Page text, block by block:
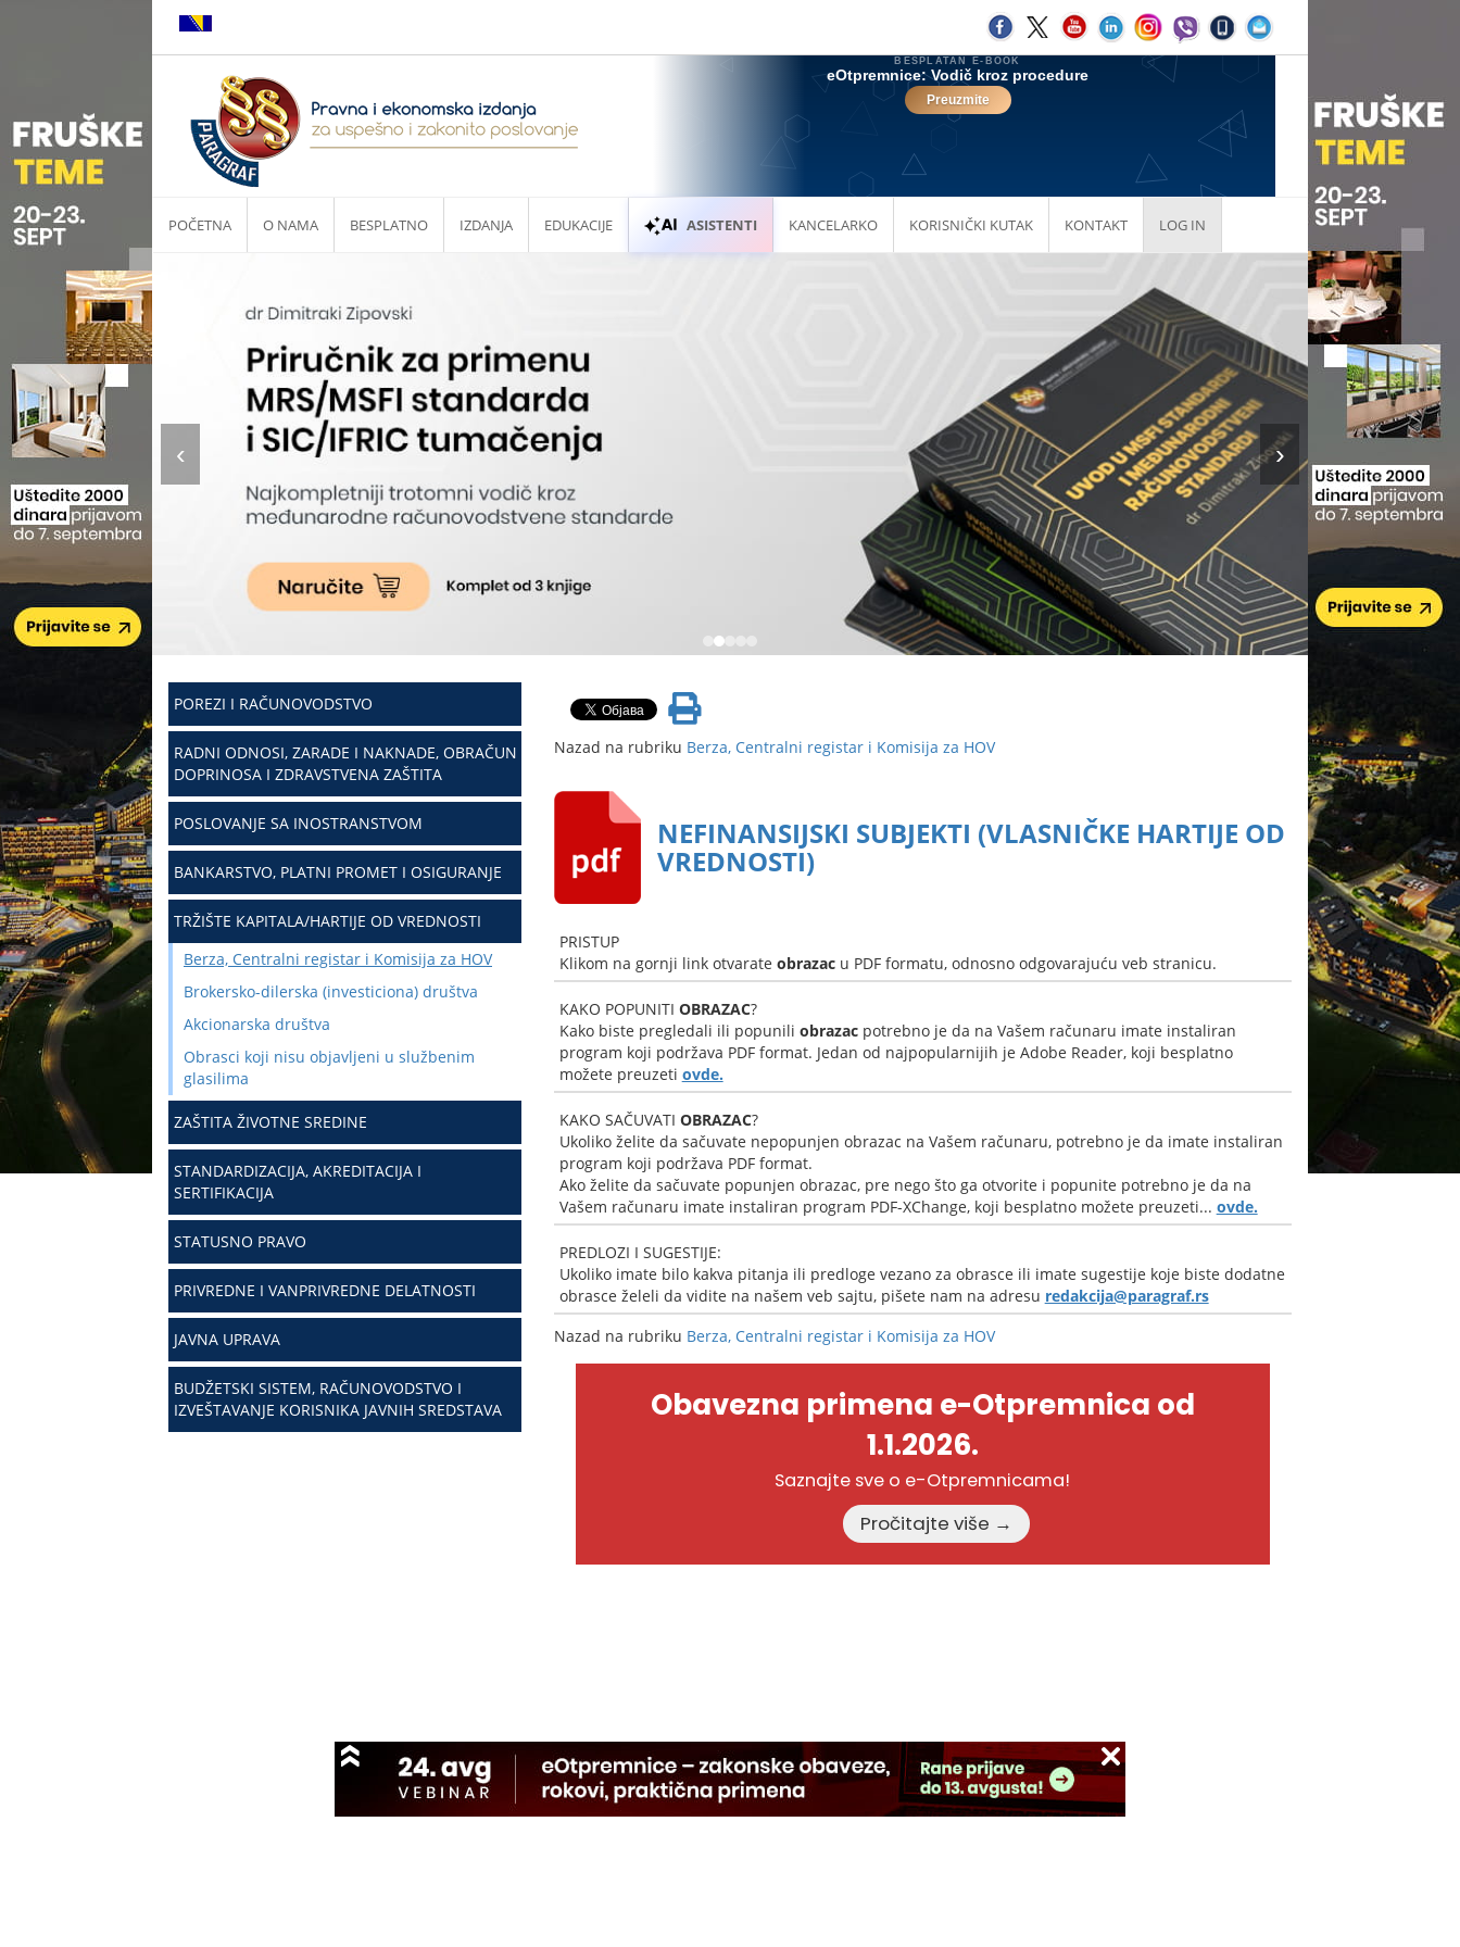
POČETNA O NAMA BESPLATNO IZDANJA EDUKACIJE ASISTENTI KANCELARKO KORISNIČKI KUTAK KONTAKT LOG IN
POREZI I RAČUNOVODSTVO
RADNI ODNOSI, ZARADE I NAKNADE, OBRAČUN
DOPRINOSA I ZDRAVSTVENA ZAŠTITA
POSLOVANJE SA INOSTRANSTVOM
BANKARSTVO, PLATNI PROMET I OSIGURANJE
TRŽIŠTE KAPITALA/HARTIJE OD VREDNOSTI
Berza, Centralni registar i Komisija za HOV
Brokersko-dilerska (investiciona) društva
Akcionarska društva
Obrasci koji nisu objavljeni u službenim
glasilima
ZAŠTITA ŽIVOTNE SREDINE
STANDARDIZACIJA, AKREDITACIJA I
SERTIFIKACIJA
STATUSNO PRAVO
PRIVREDNE I VANPRIVREDNE DELATNOSTI
JAVNA UPRAVA
BUDŽETSKI SISTEM, RAČUNOVODSTVO I
IZVEŠTAVANJE KORISNIKA JAVNIH SREDSTAVA
Nazad na rubriku Berza, Centralni registar i Komisija za HOV
NEFINANSIJSKI SUBJEKTI (VLASNIČKE HARTIJE OD
VREDNOSTI)
PRISTUP
Klikom na gornji link otvarate obrazacu PDF formatu, odnosno odgovarajuću veb stranicu.
KAKO POPUNITI OBRAZAC?
Kako biste pregledali ili popunili obrazacpotrebno je da na Vašem računaru imate instaliran
program koji podržava PDF format. Jedan od najpopularnijih je Adobe Reader, koji besplatno
možete preuzeti ovde.
KAKO SAČUVATI OBRAZAC?
Ukoliko želite da sačuvate nepopunjen obrazac na Vašem računaru, potrebno je da imate instaliran
program koji podržava PDF format.
Ako želite da sačuvate popunjen obrazac, pre nego što ga otvorite i popunite potrebno je da na
Vašem računaru imate instaliran program PDF-XChange, koji besplatno možete preuzeti... ovde.
PREDLOZI I SUGESTIJE:
Ukoliko imate bilo kakva pitanja ili predloge vezano za obrasce ili imate sugestije koje biste dodatne
obrasce želeli da vidite na našem veb sajtu, pišete nam na adresu redakcija@paragraf.rs
Nazad na rubriku Berza, Centralni registar i Komisija za HOV
Obavezna primena e-Otpremnica od
1.1.2026.
Saznajte sve o e-Otpremnicama!
Pročitajte više →